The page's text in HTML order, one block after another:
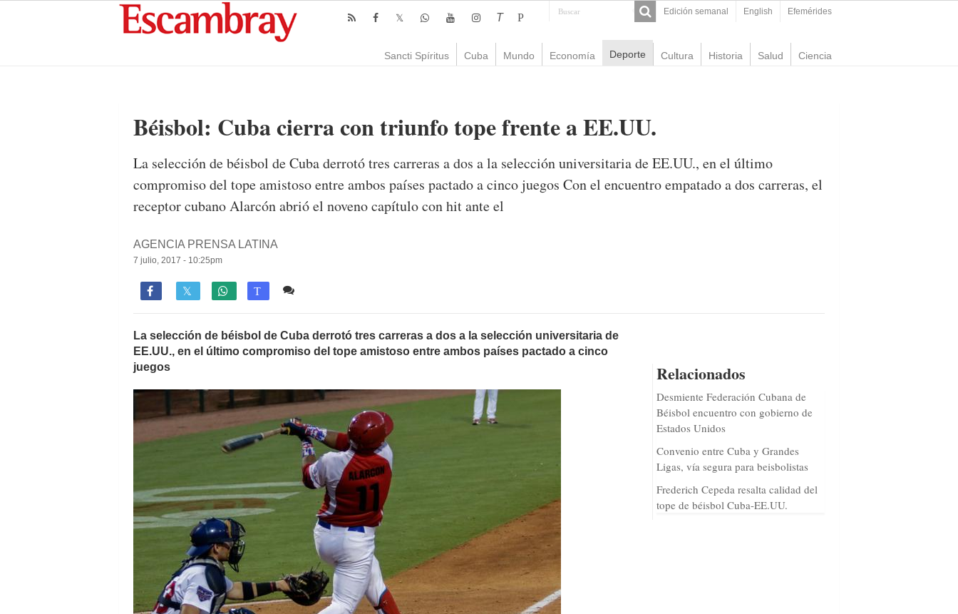
Edición semanal English Efemérides
T P
Sancti Spíritus Cuba Mundo Economía Deporte Cultura Historia Salud Ciencia
Béisbol: Cuba cierra con triunfo tope frente a EE.UU.
La selección de béisbol de Cuba derrotó tres carreras a dos a la selección universitaria de EE.UU., en el último
compromiso del tope amistoso entre ambos países pactado a cinco juegos Con el encuentro empatado a dos carreras, el
receptor cubano Alarcón abrió el noveno capítulo con hit ante el
AGENCIA PRENSA LATINA
7 julio, 2017 - 10:25pm
 T
Relacionados
Desmiente Federación Cubana de
Béisbol encuentro con gobierno de
Estados Unidos
Convenio entre Cuba y Grandes
Ligas, vía segura para beisbolistas
Frederich Cepeda resalta calidad del
tope de béisbol Cuba-EE.UU.
La selección de béisbol de Cuba derrotó tres carreras a dos a la selección universitaria de
EE.UU., en el último compromiso del tope amistoso entre ambos países pactado a cinco
juegos